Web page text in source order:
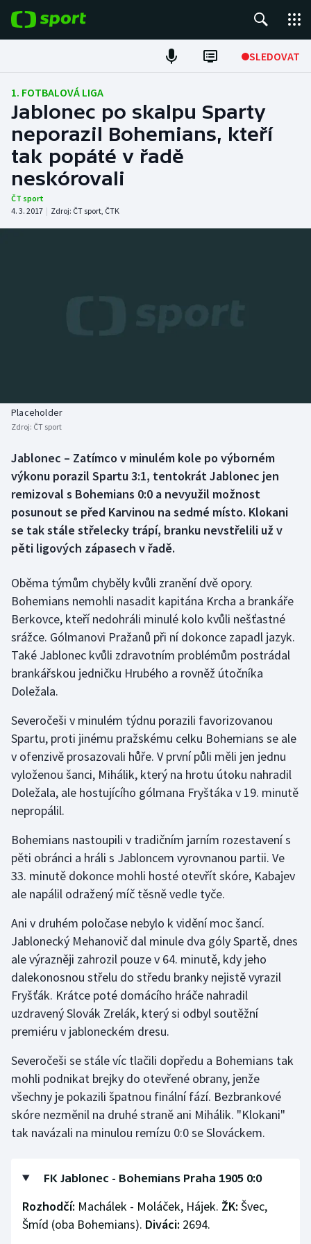
SLEDOVAT
Fotbal
Hokej
Tenis
Atletika
Boby a skeleton
Box
Curling
Dostihy
Florbal
Futsal
Golf
Gymnastika
Házená
Jezdectví
Judo
Krasobruslení
Lezení
Lyže a snowboard
Moderní pětiboj
Motorsport
Olympijské hry
Parasport
Plavání
Plážový volejbal
Ragby
Rychlobruslení
Sportovní střelba
AZ kvíz
1. FOTBALOVÁ LIGA
Jablonec po skalpu Sparty
neporazil Bohemians, kteří
tak popáté v řadě
neskórovali
ČT sport
4. 3. 2017 | Zdroj: ČT sport, ČTK
Placeholder
Zdroj: ČT sport
Jablonec – Zatímco v minulém kole po výborném
výkonu porazil Spartu 3:1, tentokrát Jablonec jen
remizoval s Bohemians 0:0 a nevyužil možnost
posunout se před Karvinou na sedmé místo. Klokani
se tak stále střelecky trápí, branku nevstřelili už v
pěti ligových zápasech v řadě.
Oběma týmům chyběly kvůli zranění dvě opory.
Bohemians nemohli nasadit kapitána Krcha a brankáře
Berkovce, kteří nedohráli minulé kolo kvůli nešťastné
srážce. Gólmanovi Pražanů při ní dokonce zapadl jazyk.
Také Jablonec kvůli zdravotním problémům postrádal
brankářskou jedničku Hrubého a rovněž útočníka
Doležala.
Severočeši v minulém týdnu porazili favorizovanou
Spartu, proti jinému pražskému celku Bohemians se ale
v ofenzivě prosazovali hůře. V první půli měli jen jednu
vyloženou šanci, Mihálik, který na hrotu útoku nahradil
Doležala, ale hostujícího gólmana Fryštáka v 19. minutě
nepropálil.
Bohemians nastoupili v tradičním jarním rozestavení s
pěti obránci a hráli s Jabloncem vyrovnanou partii. Ve
33. minutě dokonce mohli hosté otevřít skóre, Kabajev
ale napálil odražený míč těsně vedle tyče.
Ani v druhém poločase nebylo k vidění moc šancí.
Jablonecký Mehanovič dal minule dva góly Spartě, dnes
ale výrazněji zahrozil pouze v 64. minutě, kdy jeho
dalekonosnou střelu do středu branky nejistě vyrazil
Fryšťák. Krátce poté domácího hráče nahradil
uzdravený Slovák Zrelák, který si odbyl soutěžní
premiéru v jabloneckém dresu.
Severočeši se stále víc tlačili dopředu a Bohemians tak
mohli podnikat brejky do otevřené obrany, jenže
všechny je pokazili špatnou finální fází. Bezbrankové
skóre nezměnil na druhé straně ani Mihálik. "Klokani"
tak navázali na minulou remízu 0:0 se Slováckem.
FK Jablonec - Bohemians Praha 1905 0:0
Rozhodčí: Machálek - Moláček, Hájek. ŽK: Švec,
Šmíd (oba Bohemians). Diváci: 2694.